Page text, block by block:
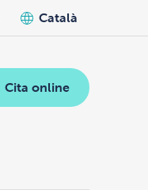
Català
Cita online